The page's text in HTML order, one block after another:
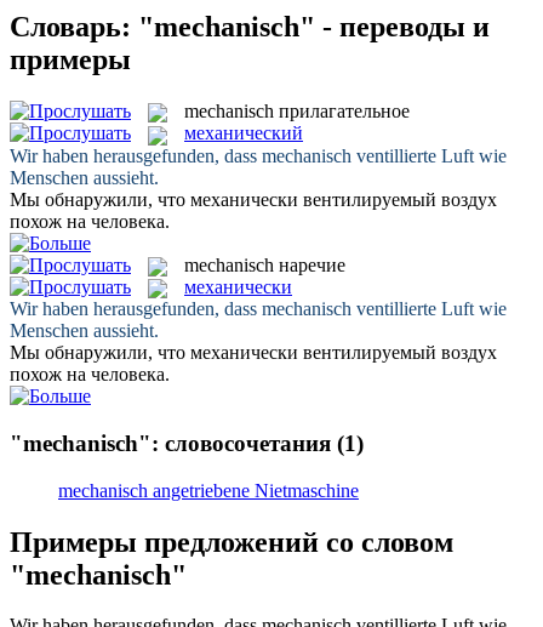
Словарь: "mechanisch" - переводы и
примеры
mechanisch прилагательное
механический
Wir haben herausgefunden, dass mechanisch ventillierte Luft wie
Menschen aussieht.
Мы обнаружили, что механически вентилируемый воздух
похож на человека.
mechanisch наречие
механически
Wir haben herausgefunden, dass mechanisch ventillierte Luft wie
Menschen aussieht.
Мы обнаружили, что механически вентилируемый воздух
похож на человека.
"mechanisch": словосочетания (1)
mechanisch angetriebene Nietmaschine
Примеры предложений со словом
"mechanisch"